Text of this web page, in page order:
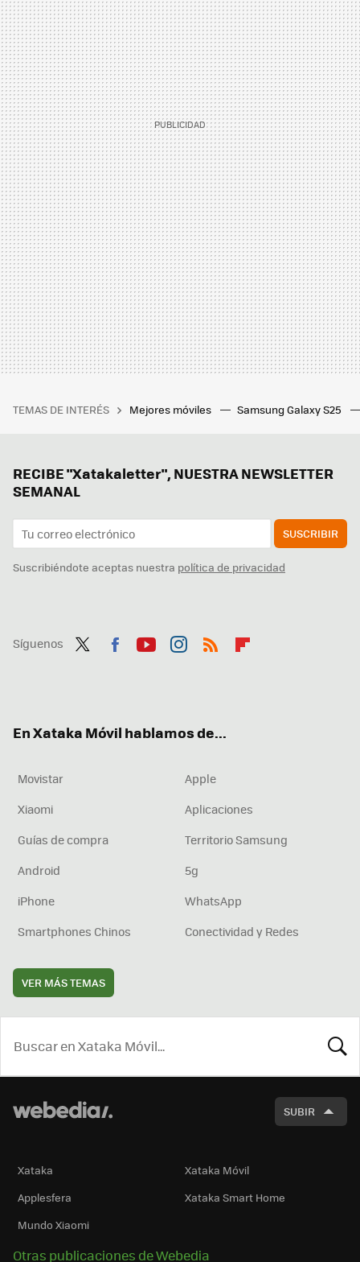
TEMAS DE INTERÉS Mejores móviles Samsung Galaxy S25
RECIBE "Xatakaletter", NUESTRA NEWSLETTER
SEMANAL
SUSCRIBIR
Suscribiéndote aceptas nuestra política de privacidad
Síguenos
En Xataka Móvil hablamos de...
Movistar
Apple
Xiaomi
Aplicaciones
Guías de compra
Territorio Samsung
Android
5g
iPhone
WhatsApp
Smartphones Chinos
Conectividad y Redes
VER MÁS TEMAS
SUBIR
Xataka
Xataka Móvil
Applesfera
Xataka Smart Home
Mundo Xiaomi
Otras publicaciones de Webedia